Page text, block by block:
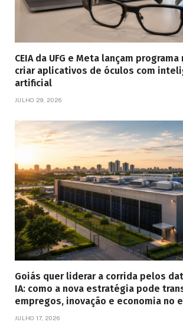
CEIA da UFG e Meta lançam
criar aplicativos de óculos com
artificial
JULHO 29, 2026
Goiás quer liderar a corrida pelos
IA: como a nova estratégia pode
empregos, inovação e economia no
JULHO 17, 2026